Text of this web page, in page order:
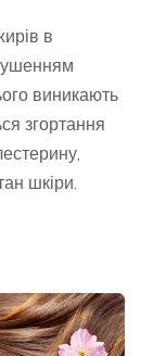
в
виникають
згортання
шкіри.